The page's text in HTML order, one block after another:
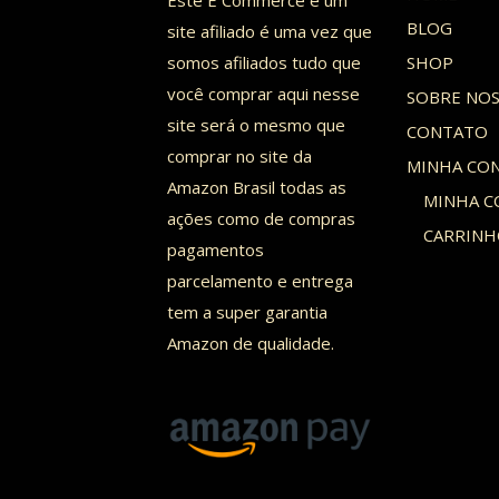
site afiliado é uma vez que
somos afiliados tudo que
você comprar aqui nesse
site será o mesmo que
comprar no site da
Amazon Brasil todas as
ações como de compras
pagamentos
parcelamento e entrega
tem a super garantia
Amazon de qualidade.
BLOG
SHOP
SOBRE NOS
CONTATO
MINHA
MINHA